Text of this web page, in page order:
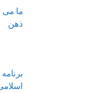
ما می
ذهن
اسلامی